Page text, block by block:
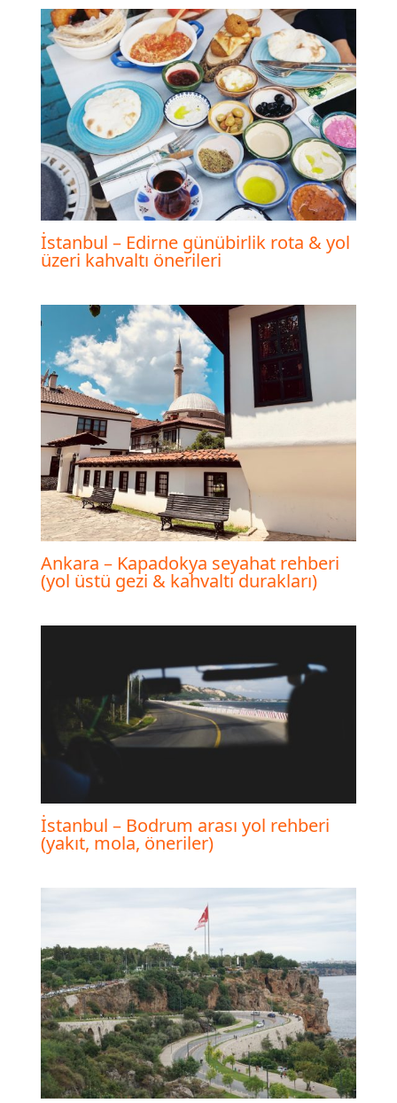
İstanbul – Edirne günübirlik rota & yol
üzeri kahvaltı önerileri
Ankara – Kapadokya seyahat rehberi
(yol üstü gezi & kahvaltı durakları)
İstanbul – Bodrum arası yol rehberi
(yakıt, mola, öneriler)